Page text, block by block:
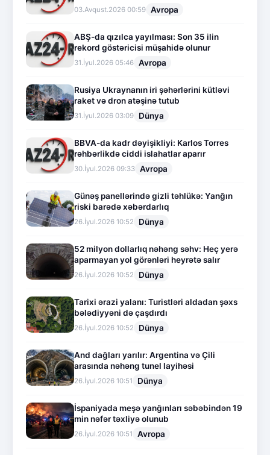
03.Avqust.2026 00:59 Avropa
ABŞ-da qızılca yayılması: Son 35 ilin
rekord göstəricisi müşahidə olunur
31.İyul.2026 05:46 Avropa
Rusiya Ukraynanın iri şəhərlərini kütləvi
raket və dron atəşinə tutub
31.İyul.2026 03:09 Dünya
BBVA-da kadr dəyişikliyi: Karlos Torres
rəhbərlikdə ciddi islahatlar aparır
30.İyul.2026 09:33 Avropa
Günəş panellərində gizli təhlükə: Yanğın
riski barədə xəbərdarlıq
26.İyul.2026 10:52 Dünya
52 milyon dollarlıq nəhəng səhv: Heç yerə
aparmayan yol görənləri heyrətə salır
26.İyul.2026 10:52 Dünya
Tarixi ərazi yalanı: Turistləri aldadan şəxs
bələdiyyəni də çaşdırdı
26.İyul.2026 10:52 Dünya
And dağları yarılır: Argentina və Çili
arasında nəhəng tunel layihəsi
26.İyul.2026 10:51 Dünya
İspaniyada meşə yanğınları səbəbindən 19
min nəfər təxliyə olunub
26.İyul.2026 10:51 Avropa